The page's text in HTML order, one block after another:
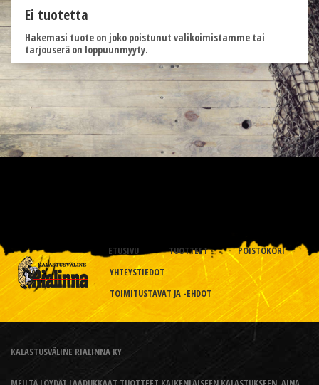
Ei tuotetta
Hakemasi tuote on joko poistunut valikoimistamme tai
tarjouserä on loppuunmyyty.
ETUSIVU TUOTTEET
POISTOKORI
YHTEYSTIEDOT
TOIMITUSTAVAT JA -EHDOT
KALASTUSVÄLINE RIALINNA KY